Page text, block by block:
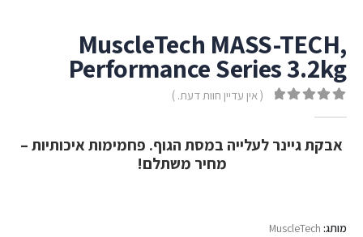
MuscleTech MASS-TECH,
Performance Series 3.2kg
( אין עדיין חוות דעת. )
אבקת גיינר לעלייה במסת הגוף. פחמימות איכותיות –
מחיר משתלם!
מותג: MuscleTech